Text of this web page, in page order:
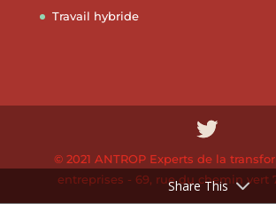
Travail hybride
© 2021 ANTROP Experts de la
entreprises - 69, rue du chemin vert
Share This